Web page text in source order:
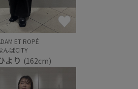
ET ROPÉ
んばCITY
より (162cm)